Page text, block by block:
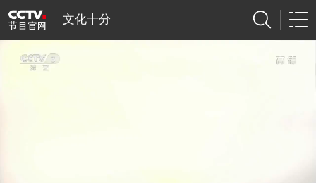
文化十分